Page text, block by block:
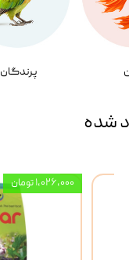
پرندگان
شده
۱,۰۲۶,۰۰۰ تومان